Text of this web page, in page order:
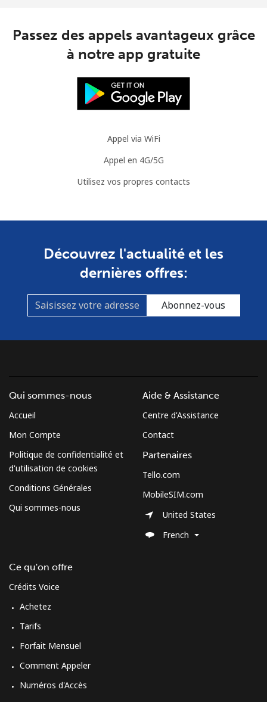
Passez des appels avantageux grâce
à notre app gratuite
Appel via WiFi
Appel en 4G/5G
Utilisez vos propres contacts
Découvrez l'actualité et les
dernières offres:
Abonnez-vous
Qui sommes-nous
Accueil
Mon Compte
Politique de confidentialité et
d'utilisation de cookies
Conditions Générales
Qui sommes-nous
Ce qu'on offre
Crédits Voice
Achetez
Tarifs
Forfait Mensuel
Comment Appeler
Numéros d'Accès
Aide & Assistance
Centre d'Assistance
Contact
Partenaires
Tello.com
MobileSIM.com
United States
French